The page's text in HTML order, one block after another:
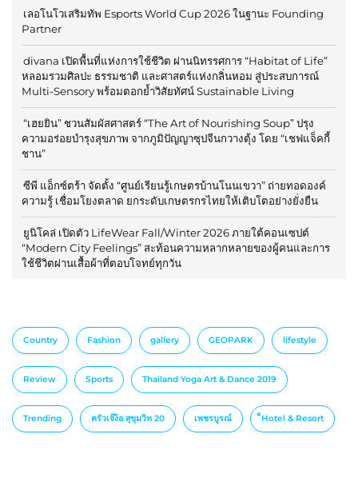
เลอโนโวเสริมทัพ Esports World Cup 2026 ในฐานะ Founding
Partner
divana เปิดพื้นที่แห่งการใช้ชีวิต ผ่านนิทรรศการ “Habitat of Life”
หลอมรวมศิลปะ ธรรมชาติ และศาสตร์แห่งกลิ่นหอม สู่ประสบการณ์
Multi-Sensory พร้อมตอกย้ำวิสัยทัศน์ Sustainable Living
“เฮยยิน” ชวนสัมผัสศาสตร์ “The Art of Nourishing Soup” ปรุง
ความอร่อยบำรุงสุขภาพ จากภูมิปัญญาซุปจีนกวางตุ้ง โดย “เชฟแจ็คกี้
ชาน”
ซีพี แอ็กซ์ตร้า จัดตั้ง “ศูนย์เรียนรู้เกษตรบ้านโนนเขวา” ถ่ายทอดองค์
ความรู้ เชื่อมโยงตลาด ยกระดับเกษตรกรไทยให้เติบโตอย่างยั่งยืน
ยูนิโคล่ เปิดตัว LifeWear Fall/Winter 2026 ภายใต้คอนเซปต์
“Modern City Feelings” สะท้อนความหลากหลายของผู้คนและการ
ใช้ชีวิตผ่านเสื้อผ้าที่ตอบโจทย์ทุกวัน
Country Fashion gallery GEOPARK lifestyle
Review Sports Thailand Yoga Art & Dance 2019
Trending ครัวเจ๊ง้อ สุขุมวิท 20 เพชรบูรณ์ ็Hotel & Resort